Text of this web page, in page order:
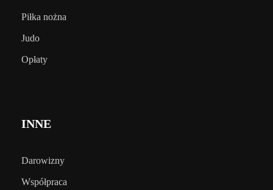
Piłka nożna
Judo
Opłaty
INNE
Darowizny
Współpraca